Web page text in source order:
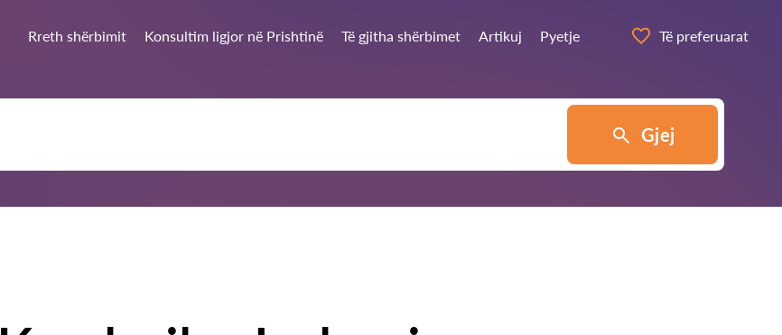
Rreth shërbimit Konsultim ligjor në Prishtinë Të gjitha shërbimet Artikuj Pyetje Të preferuarat
Gjej